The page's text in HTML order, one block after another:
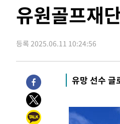
응"
-7201초 전 >여자배구 이재영·이
-6188초 전 >[속보]코스닥, 2.86포
-6141초 전 >[속보]코스피, 6200
-6121초 전 >
[속보]원·달러 환율,
-6010초 전 >
[속보] 노원서 40.1
-3100초 전 >
-1973초 전 >
외신들도 주목한 韓
유원골프재
등록 2025.06.11 10:24:56
유망 선수 글